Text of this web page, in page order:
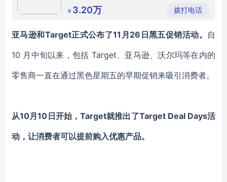
电机试验平台
备制造有
限公司
￥ 3.20万 拨打电话
亚马逊和Target正式公布了11月26日黑五促销活动。 自
10 月中旬以来，包括 Target、亚马逊、沃尔玛等在内的
零售商一直在通过黑色星期五的早期促销来吸引消费者。
从10月10日开始，Target就推出了Target Deal Days活
动，让消费者可以提前购入优惠产品。